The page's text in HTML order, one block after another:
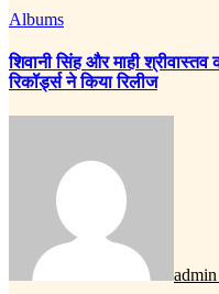
Albums
शिवानी सिंह और माही श्रीवास्तव
रिकॉर्ड्स ने किया रिलीज
admin